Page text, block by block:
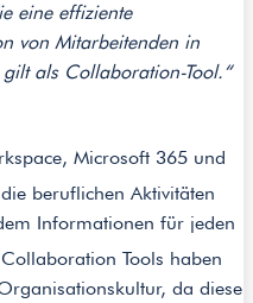
eine effiziente
von Mitarbeitenden in
als Collaboration-Tool.“
Microsoft 365 und
beruflichen Aktivitäten
Informationen für jeden
Tools haben
da diese